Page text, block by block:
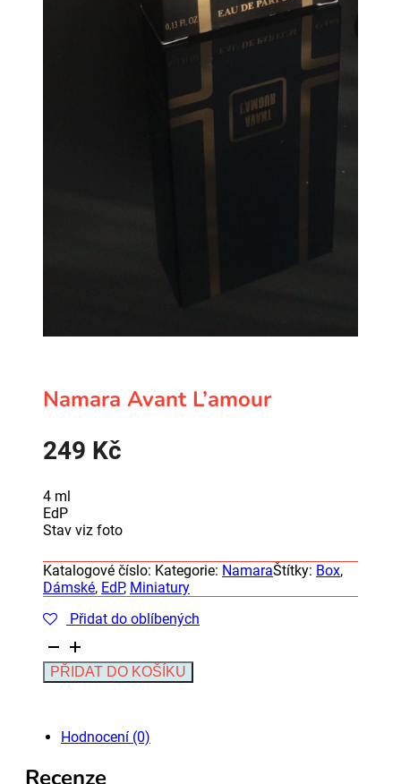
Namara Avant L’amour
249 Kč
4 ml
EdP
Stav viz foto
Katalogové číslo: Kategorie: NamaraŠtítky: Box,
Dámské, EdP, Miniatury
Přidat do oblíbených
Namara
Avant
L'amour
PŘIDAT DO KOŠÍKU
Hodnocení (0)
Recenze